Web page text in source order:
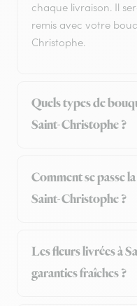
chaque livraison. Il
remis avec votre
Christophe.
Quels types de
Saint-Christophe ?
Comment se passe
Saint-Christophe ?
Les fleurs livrées à
garanties fraîches ?